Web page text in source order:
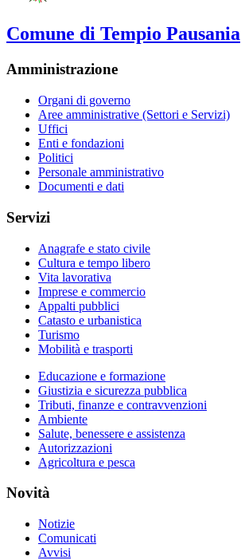
Comune di Tempio Pausania
Amministrazione
Organi di governo
Aree amministrative (Settori e Servizi)
Uffici
Enti e fondazioni
Politici
Personale amministrativo
Documenti e dati
Servizi
Anagrafe e stato civile
Cultura e tempo libero
Vita lavorativa
Imprese e commercio
Appalti pubblici
Catasto e urbanistica
Turismo
Mobilità e trasporti
Educazione e formazione
Giustizia e sicurezza pubblica
Tributi, finanze e contravvenzioni
Ambiente
Salute, benessere e assistenza
Autorizzazioni
Agricoltura e pesca
Novità
Notizie
Comunicati
Avvisi